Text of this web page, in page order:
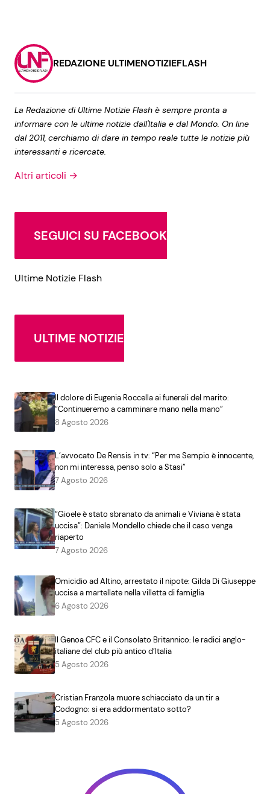
REDAZIONE ULTIMENOTIZIEFLASH
La Redazione di Ultime Notizie Flash è sempre pronta a
informare con le ultime notizie dall'Italia e dal Mondo. On line
dal 2011, cerchiamo di dare in tempo reale tutte le notizie più
interessanti e ricercate.
Altri articoli →
SEGUICI SU FACEBOOK
Ultime Notizie Flash
ULTIME NOTIZIE
Il dolore di Eugenia Roccella ai funerali del marito:
“Continueremo a camminare mano nella mano”
8 Agosto 2026
L’avvocato De Rensis in tv: “Per me Sempio è innocente,
non mi interessa, penso solo a Stasi”
7 Agosto 2026
“Gioele è stato sbranato da animali e Viviana è stata
uccisa”: Daniele Mondello chiede che il caso venga
riaperto
7 Agosto 2026
Omicidio ad Altino, arrestato il nipote: Gilda Di Giuseppe
uccisa a martellate nella villetta di famiglia
6 Agosto 2026
Il Genoa CFC e il Consolato Britannico: le radici anglo-
italiane del club più antico d’Italia
5 Agosto 2026
Cristian Franzola muore schiacciato da un tir a
Codogno: si era addormentato sotto?
5 Agosto 2026